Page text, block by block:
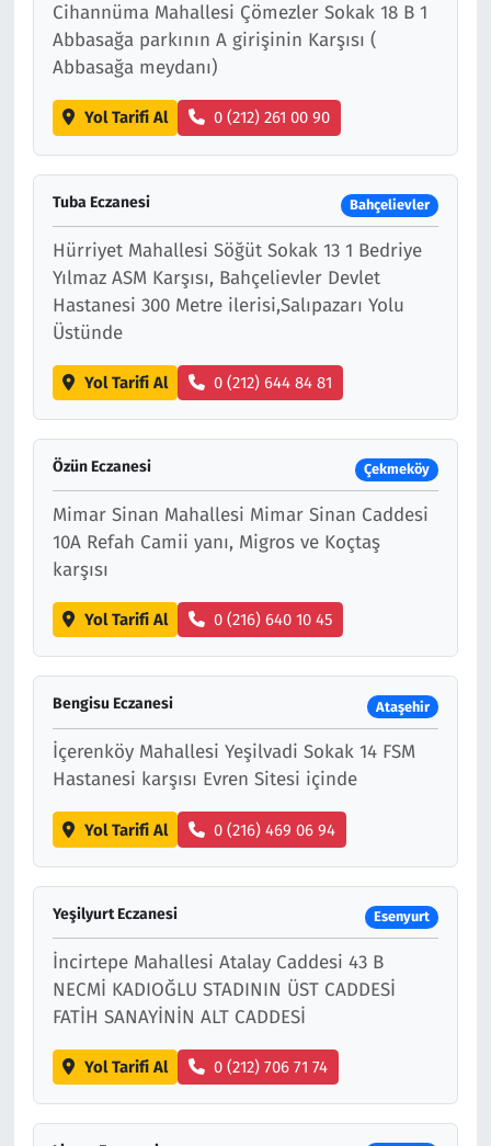
Cihannüma Mahallesi Çömezler Sokak 18 B 1
Abbasağa parkının A girişinin Karşısı (
Abbasağa meydanı)
Yol Tarifi Al 0 (212) 261 00 90
Tuba Eczanesi Bahçelievler
Hürriyet Mahallesi Söğüt Sokak 13 1 Bedriye
Yılmaz ASM Karşısı, Bahçelievler Devlet
Hastanesi 300 Metre ilerisi,Salıpazarı Yolu
Üstünde
Yol Tarifi Al 0 (212) 644 84 81
Özün Eczanesi Çekmeköy
Mimar Sinan Mahallesi Mimar Sinan Caddesi
10A Refah Camii yanı, Migros ve Koçtaş
karşısı
Yol Tarifi Al 0 (216) 640 10 45
Bengisu Eczanesi Ataşehir
İçerenköy Mahallesi Yeşilvadi Sokak 14 FSM
Hastanesi karşısı Evren Sitesi içinde
Yol Tarifi Al 0 (216) 469 06 94
Yeşilyurt Eczanesi Esenyurt
İncirtepe Mahallesi Atalay Caddesi 43 B
NECMİ KADIOĞLU STADININ ÜST CADDESİ
FATİH SANAYİNİN ALT CADDESİ
Yol Tarifi Al 0 (212) 706 71 74